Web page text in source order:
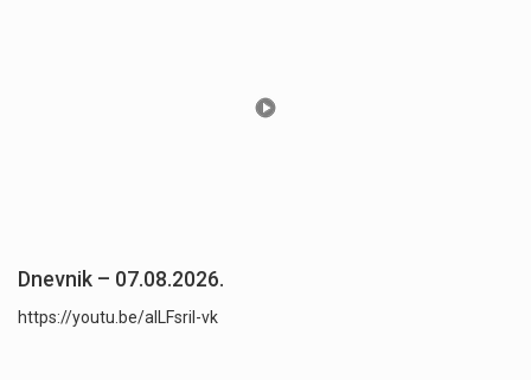
Dnevnik – 07.08.2026.
https://youtu.be/aILFsriI-vk